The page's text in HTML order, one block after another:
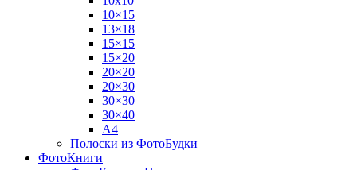
10×15
13×18
15×15
15×20
20×20
20×30
30×30
30×40
A4
Полоски из ФотоБудки
ФотоКниги